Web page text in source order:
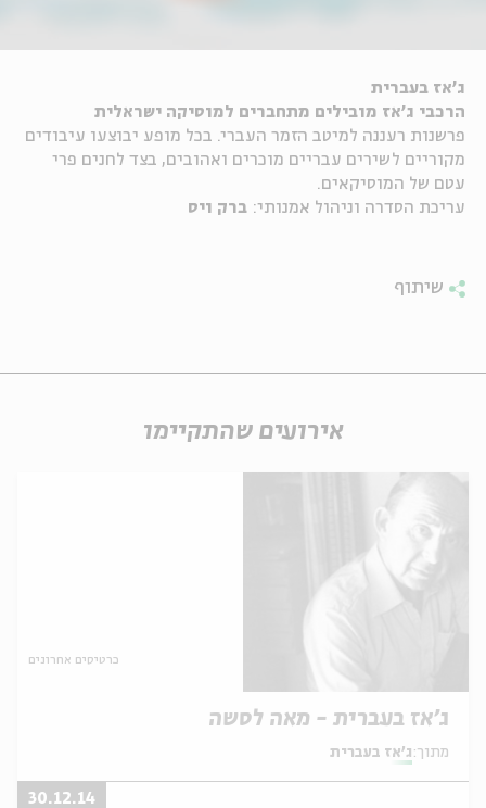
ג'אז בעברית
הרכבי ג'אז מובילים מתחברים למוסיקה ישראלית
פרשנות רעננה למיטב הזמר העברי. בכל מופע יבוצעו עיבודים
מקוריים לשירים עבריים מוכרים ואהובים, בצד לחנים פרי
עטם של המוסיקאים.
עריכת הסדרה וניהול אמנותי: ברק ויס
שיתוף
אירועים שהתקיימו
כרטיסים אחרונים
ג'אז בעברית - מאה לסשה
מתוך: ג'אז בעברית
30.12.14